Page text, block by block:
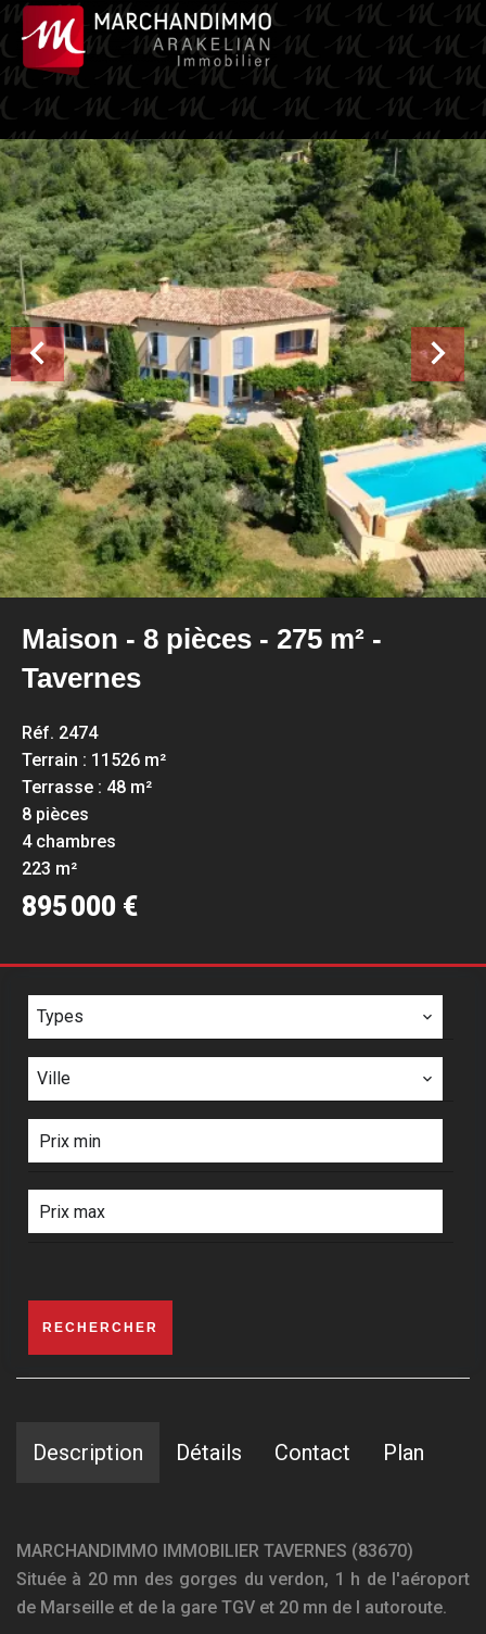
Maison - 8 pièces - 275 m² -
Tavernes
Réf. 2474
Terrain : 11526 m²
Terrasse : 48 m²
8 pièces
4 chambres
223 m²
895 000 €
Types
Ville
RECHERCHER
Description Détails Contact Plan
MARCHANDIMMO IMMOBILIER TAVERNES (83670)
Située à 20 mn des gorges du verdon, 1 h de l'aéroport
de Marseille et de la gare TGV et 20 mn de l autoroute.